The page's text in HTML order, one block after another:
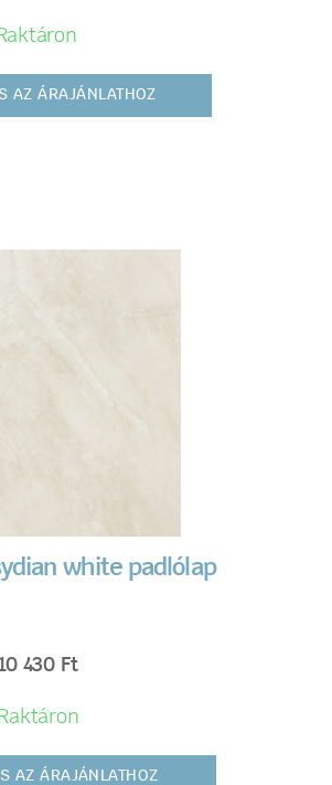
AZ ÁRAJÁNLATHOZ
white padlólap
430 Ft
Raktáron
AZ ÁRAJÁNLATHOZ